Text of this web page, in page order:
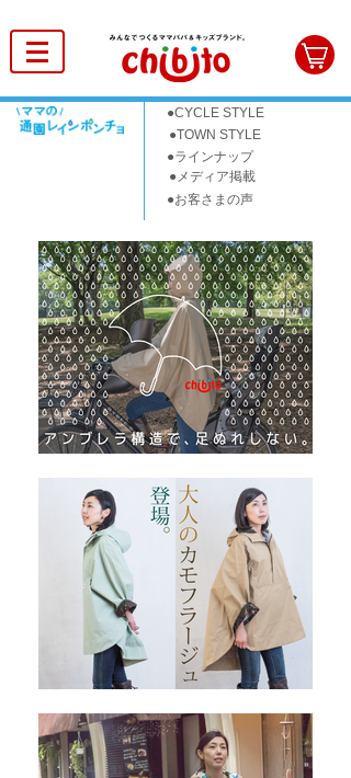
●CYCLE STYLE
●TOWN STYLE
●ラインナップ
●メディア掲載
●お客さまの声